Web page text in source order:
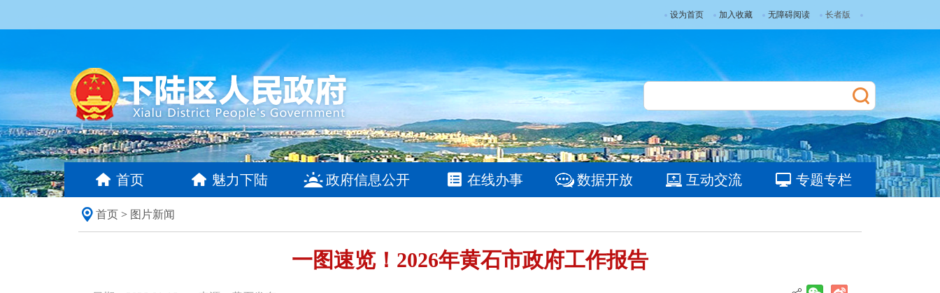
设为首页 加入收藏 无障碍阅读 长者版
首页 魅力下陆 政府信息公开 在线办事 数据开放 互动交流 专题专栏
首页 > 图片新闻
一图速览！2026年黄石市政府工作报告